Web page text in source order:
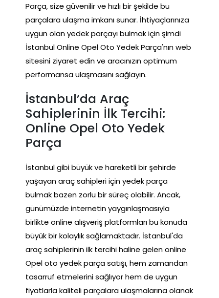
Parça, size güvenilir ve hızlı bir şekilde bu
parçalara ulaşma imkanı sunar. İhtiyaçlarınıza
uygun olan yedek parçayı bulmak için şimdi
İstanbul Online Opel Oto Yedek Parça'nın web
sitesini ziyaret edin ve aracınızın optimum
performansa ulaşmasını sağlayın.
İstanbul’da Araç
Sahiplerinin İlk Tercihi:
Online Opel Oto Yedek
Parça
İstanbul gibi büyük ve hareketli bir şehirde
yaşayan araç sahipleri için yedek parça
bulmak bazen zorlu bir süreç olabilir. Ancak,
günümüzde internetin yaygınlaşmasıyla
birlikte online alışveriş platformları bu konuda
büyük bir kolaylık sağlamaktadır. İstanbul'da
araç sahiplerinin ilk tercihi haline gelen online
Opel oto yedek parça satışı, hem zamandan
tasarruf etmelerini sağlıyor hem de uygun
fiyatlarla kaliteli parçalara ulaşmalarına olanak